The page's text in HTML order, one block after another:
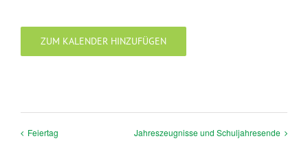
ZUM KALENDER HINZUFÜGEN
Feiertag Jahreszeugnisse und Schuljahresende